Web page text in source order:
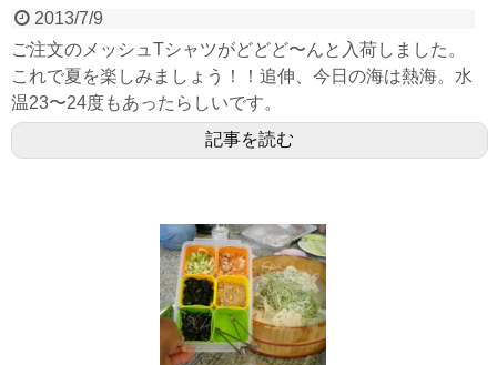
2013/7/9
ご注文のメッシュTシャツがどどど〜んと入荷しました。
これで夏を楽しみましょう！！追伸、今日の海は熱海。水
温23〜24度もあったらしいです。
記事を読む